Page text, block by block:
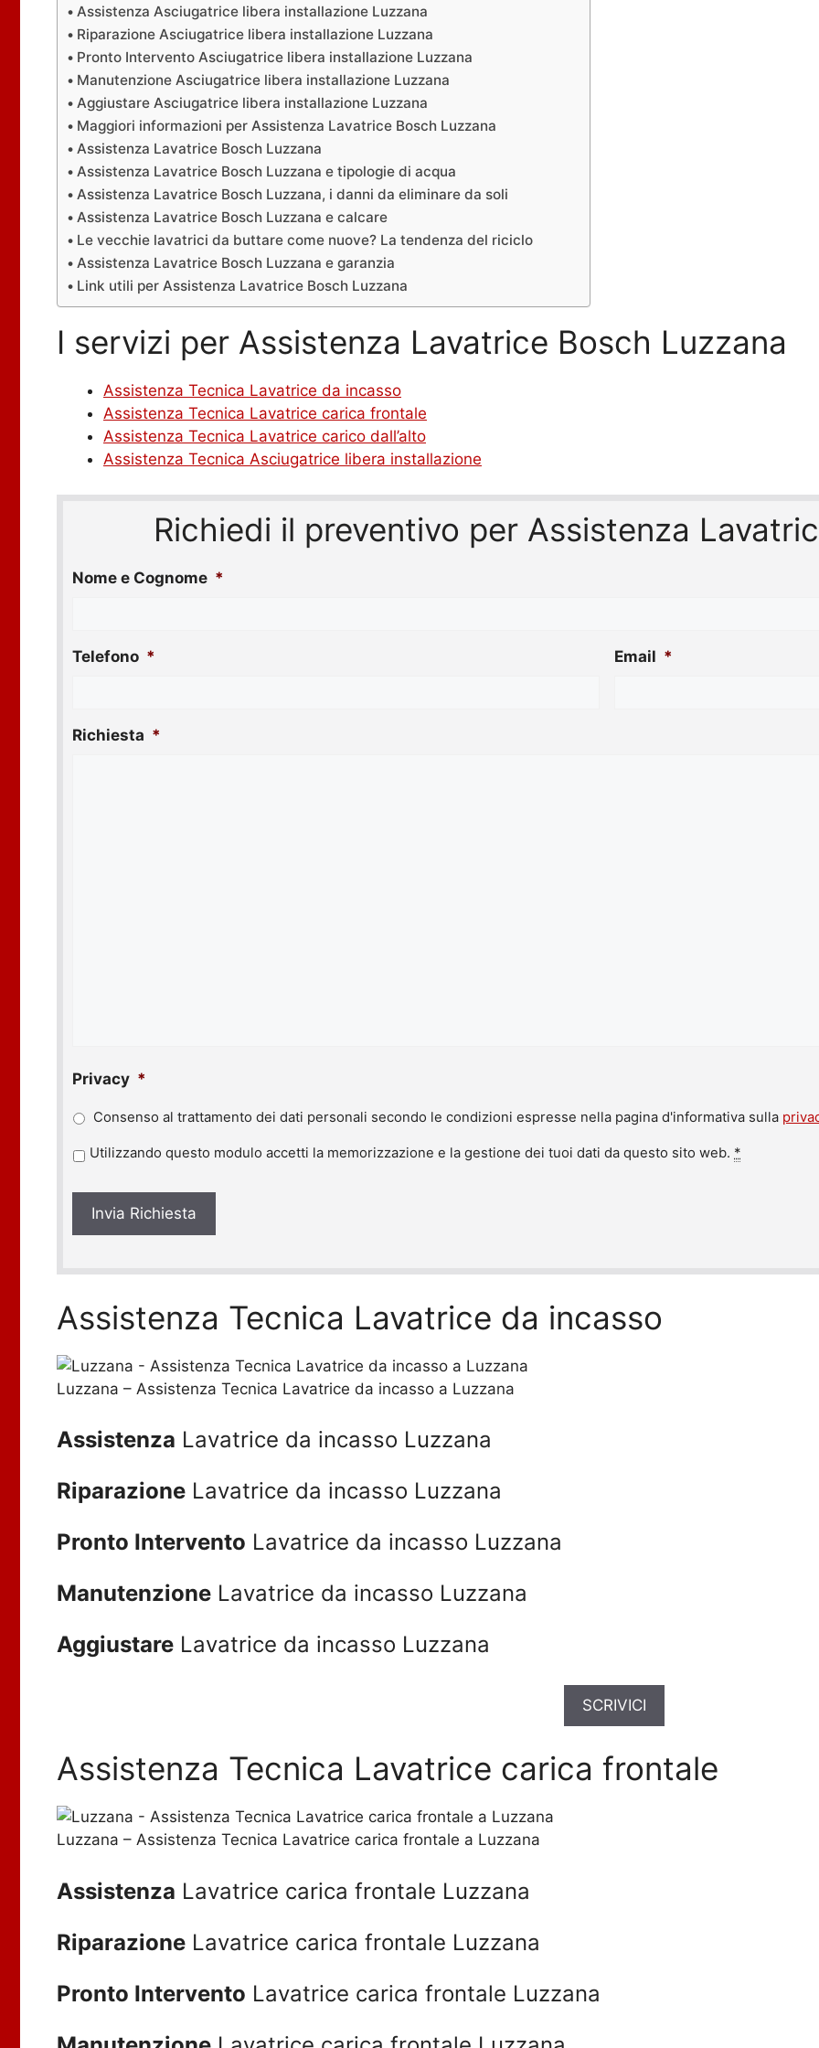
Assistenza Asciugatrice libera installazione Luzzana
Riparazione Asciugatrice libera installazione Luzzana
Pronto Intervento Asciugatrice libera installazione Luzzana
Manutenzione Asciugatrice libera installazione Luzzana
Aggiustare Asciugatrice libera installazione Luzzana
Maggiori informazioni per Assistenza Lavatrice Bosch Luzzana
Assistenza Lavatrice Bosch Luzzana
Assistenza Lavatrice Bosch Luzzana e tipologie di acqua
Assistenza Lavatrice Bosch Luzzana, i danni da eliminare da soli
Assistenza Lavatrice Bosch Luzzana e calcare
Le vecchie lavatrici da buttare come nuove? La tendenza del riciclo
Assistenza Lavatrice Bosch Luzzana e garanzia
Link utili per Assistenza Lavatrice Bosch Luzzana
I servizi per Assistenza Lavatrice Bosch Luzzana
Assistenza Tecnica Lavatrice da incasso
Assistenza Tecnica Lavatrice carica frontale
Assistenza Tecnica Lavatrice carico dall’alto
Assistenza Tecnica Asciugatrice libera installazione
Richiedi il preventivo per Assistenza
Nome e Cognome *
Telefono * Email *
Richiesta *
Privacy *
Consenso al trattamento dei dati personali secondo le condizioni espresse nella pagina d'informativa sulla
P
i
a
y
Utilizzando questo modulo accetti la memorizzazione e la gestione dei tuoi dati da questo sito web. *
Assistenza Tecnica Lavatrice da incasso
Luzzana – Assistenza Tecnica Lavatrice da incasso a Luzzana
Assistenza Lavatrice da incasso Luzzana
Riparazione Lavatrice da incasso Luzzana
Pronto Intervento Lavatrice da incasso Luzzana
Manutenzione Lavatrice da incasso Luzzana
Aggiustare Lavatrice da incasso Luzzana
SCRIVICI
Assistenza Tecnica Lavatrice carica frontale
Luzzana – Assistenza Tecnica Lavatrice carica frontale a Luzzana
Assistenza Lavatrice carica frontale Luzzana
Riparazione Lavatrice carica frontale Luzzana
Pronto Intervento Lavatrice carica frontale Luzzana